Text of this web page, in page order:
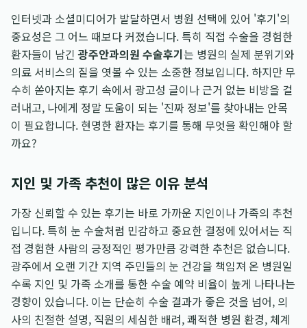
인터넷과 소셜미디어가 발달하면서 병원 선택에 있어 '후기'의
중요성은 그 어느 때보다 커졌습니다. 특히 직접 수술을 경험한
환자들이 남긴광주안과의원 수술후기는 병원의 실제 분위기와
의료 서비스의 질을 엿볼 수 있는 소중한 정보입니다. 하지만 무
수히 쏟아지는 후기 속에서 광고성 글이나 근거 없는 비방을 걸
러내고, 나에게 정말 도움이 되는 '진짜 정보'를 찾아내는 안목
이 필요합니다. 현명한 환자는 후기를 통해 무엇을 확인해야 할
까요?
지인 및 가족 추천이 많은 이유 분석
가장 신뢰할 수 있는 후기는 바로 가까운 지인이나 가족의 추천
입니다. 특히 눈 수술처럼 민감하고 중요한 결정에 있어서는 직
접 경험한 사람의 긍정적인 평가만큼 강력한 추천은 없습니다.
광주에서 오랜 기간 지역 주민들의 눈 건강을 책임져 온 병원일
수록 지인 및 가족 소개를 통한 수술 예약 비율이 높게 나타나는
경향이 있습니다. 이는 단순히 수술 결과가 좋은 것을 넘어, 의
사의 친절한 설명, 직원의 세심한 배려, 쾌적한 병원 환경, 체계